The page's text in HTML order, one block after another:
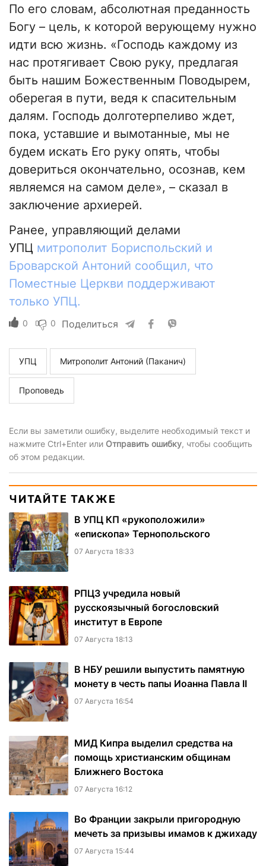
По его словам, абсолютная преданность
Богу – цель, к которой верующему нужно
идти всю жизнь. «Господь каждому из
нас протягивает Свою руку, предлагая
быть нашим Божественным Поводырем,
оберегая в пути, ведя к спасительным
далям. Господь долготерпеливо ждет,
пока, уставшие и вымотанные, мы не
будем искать Его руку опять, чтобы
довериться окончательно, осознав, кем
являемся на самом деле», – сказал в
заключение архиерей.
Ранее, управляющий делами
УПЦ митрополит Бориспольский и
Броварской Антоний сообщил, что
Поместные Церкви поддерживают
только УПЦ.
0 0 Поделиться
УПЦ Митрополит Антоний (Паканич)
Проповедь
Если вы заметили ошибку, выделите необходимый текст и
нажмите Ctrl+Enter или Отправить ошибку, чтобы сообщить
об этом редакции.
ЧИТАЙТЕ ТАКЖЕ
В УПЦ КП «рукоположили»
«епископа» Тернопольского
07 Августа 18:33
РПЦЗ учредила новый
русскоязычный богословский
институт в Европе
07 Августа 18:13
В НБУ решили выпустить памятную
монету в честь папы Иоанна Павла II
07 Августа 16:54
МИД Кипра выделил средства на
помощь христианским общинам
Ближнего Востока
07 Августа 16:12
Во Франции закрыли пригородную
мечеть за призывы имамов к джихаду
07 Августа 15:44